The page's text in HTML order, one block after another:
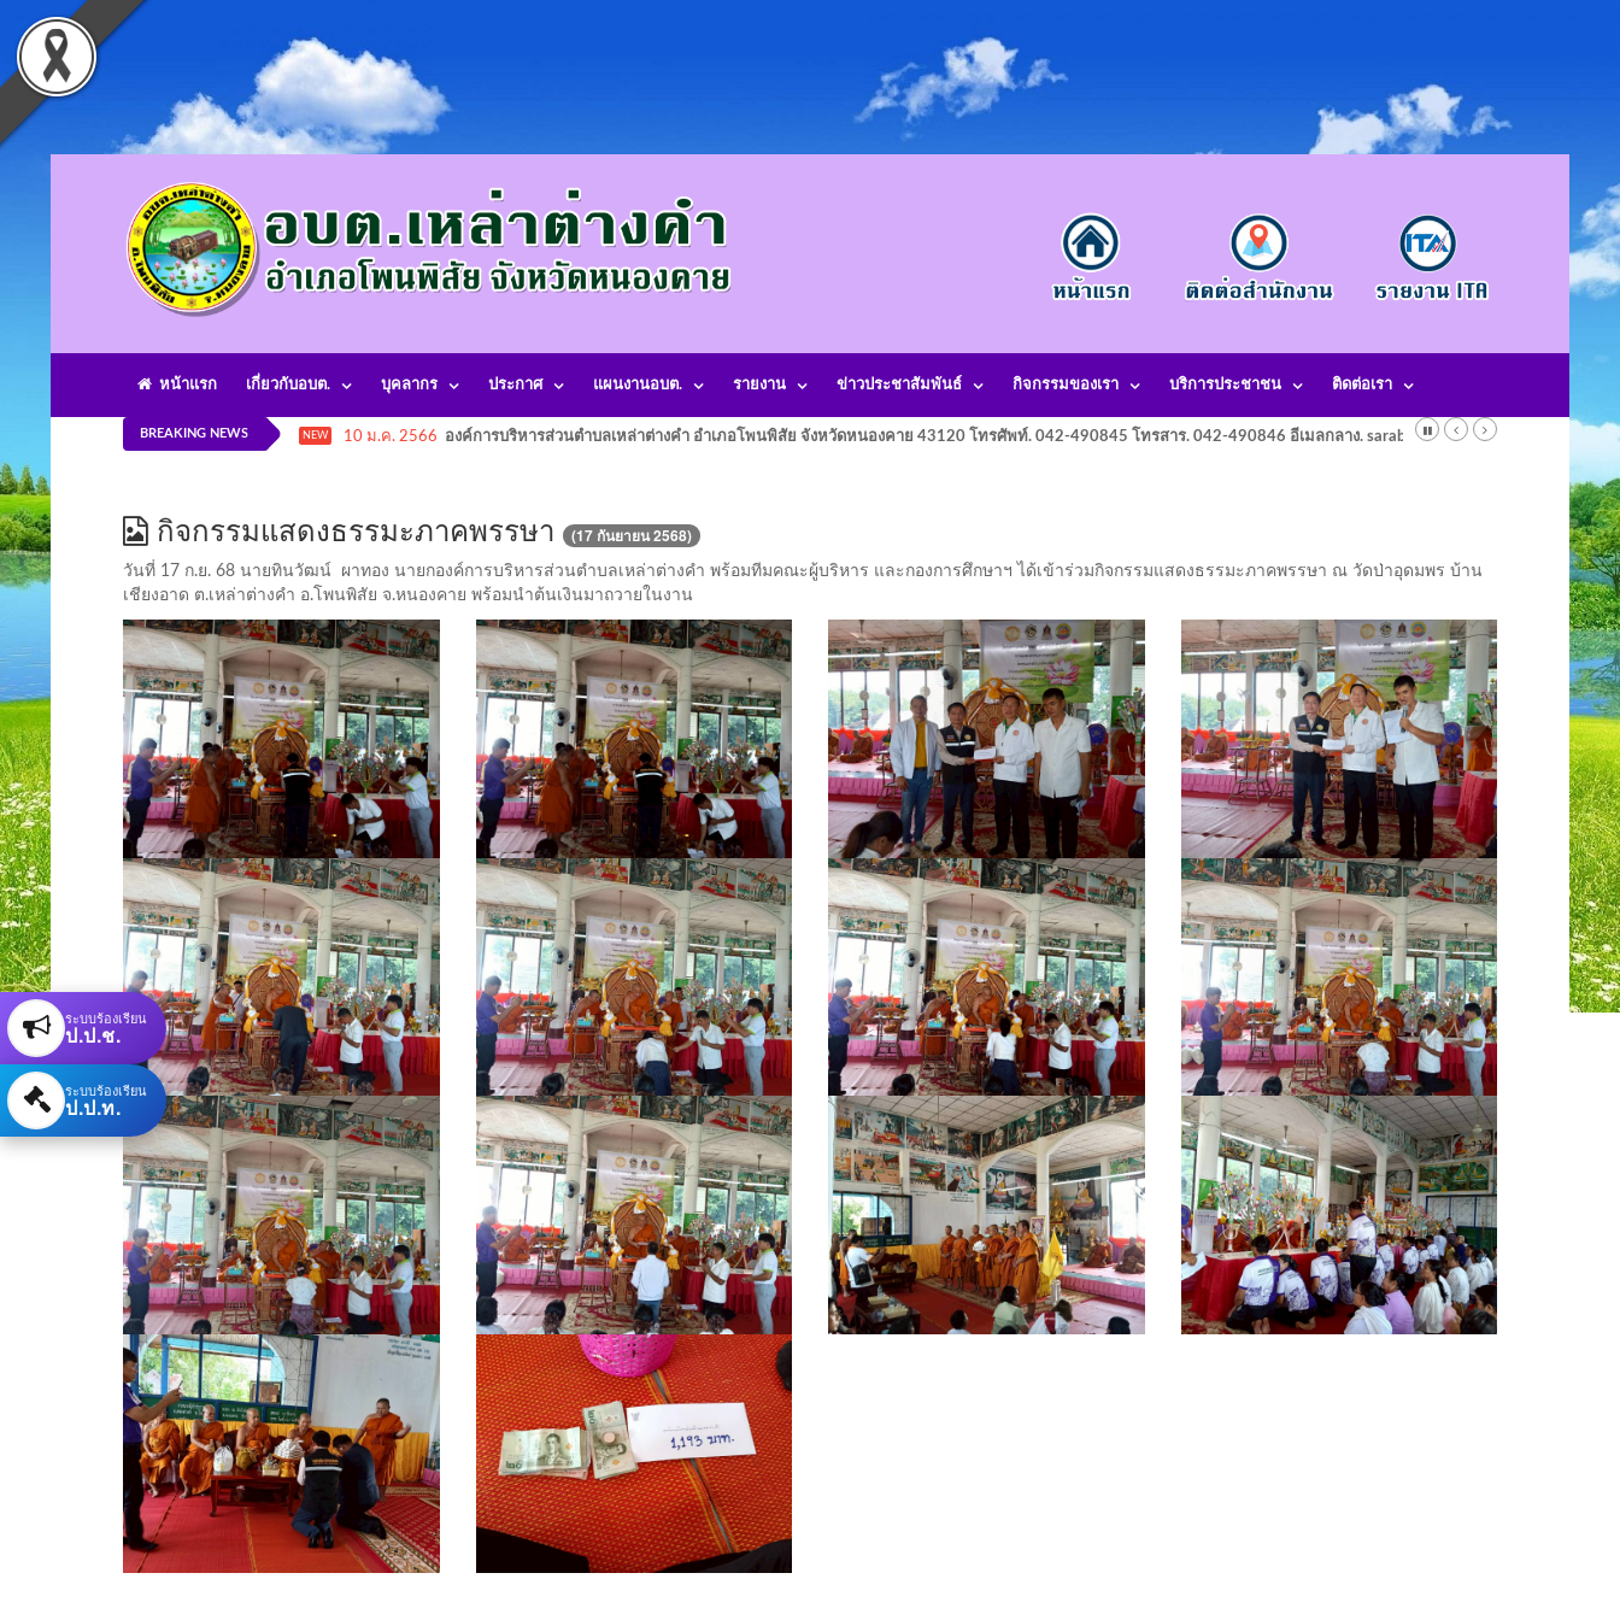
หน้าแรก เกี่ยวกับอบต. บุคลากร ประกาศ แผนงานอบต. รายงาน ข่าวประชาสัมพันธ์ กิจกรรมของเรา บริการประชาชน ติดต่อเรา
BREAKING NEWS NEW 10 ม.ค. 2566 องค์การบริหารส่วนตำบลเหล่าต่างคำ อำเภอโพนพิสัย จังหวัดหนองคาย 43120 โทรศัพท์. 042-490845 โทรสาร. 042-490846 อีเมลกลาง. saraban@laotangkham.go.th
กิจกรรมแสดงธรรมะภาคพรรษา (17 กันยายน 2568)
วันที่ 17 ก.ย. 68 นายทินวัฒน์ ผาทอง นายกองค์การบริหารส่วนตำบลเหล่าต่างคำ พร้อมทีมคณะผู้บริหาร และกองการศึกษาฯ ได้เข้าร่วมกิจกรรมแสดงธรรมะภาคพรรษา ณ วัดป่าอุดมพร บ้าน
เชียงอาด ต.เหล่าต่างคำ อ.โพนพิสัย จ.หนองคาย พร้อมนำต้นเงินมาถวายในงาน
ระบบร้องเรียน
ป.ป.ช.
ระบบร้องเรียน
ป.ป.ท.